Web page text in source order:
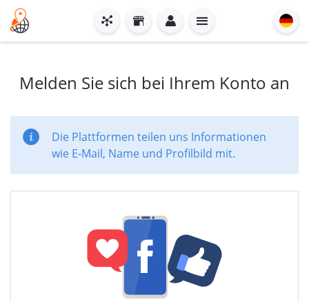
Melden Sie sich bei Ihrem Konto an
Die Plattformen teilen uns Informationen
wie E-Mail, Name und Profilbild mit.